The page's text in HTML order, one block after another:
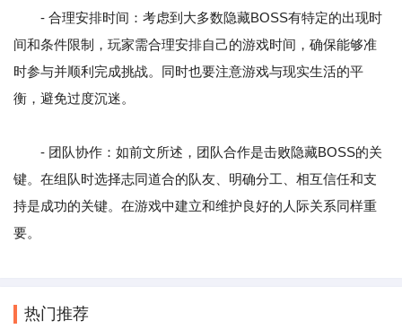
- 合理安排时间：考虑到大多数隐藏BOSS有特定的出现时
间和条件限制，玩家需合理安排自己的游戏时间，确保能够准
时参与并顺利完成挑战。同时也要注意游戏与现实生活的平
衡，避免过度沉迷。
- 团队协作：如前文所述，团队合作是击败隐藏BOSS的关
键。在组队时选择志同道合的队友、明确分工、相互信任和支
持是成功的关键。在游戏中建立和维护良好的人际关系同样重
要。
热门推荐